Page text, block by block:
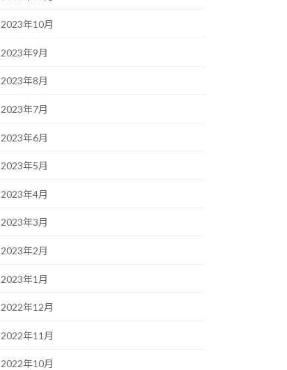
2023年10月
2023年9月
2023年8月
2023年7月
2023年6月
2023年5月
2023年4月
2023年3月
2023年2月
2023年1月
2022年12月
2022年11月
2022年10月